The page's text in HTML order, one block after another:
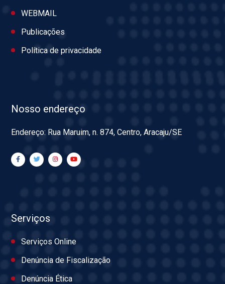
WEBMAIL
Publicações
Política de privacidade
Nosso endereço
Endereço: Rua Maruim, n. 874, Centro, Aracaju/SE
Serviços
Serviços Online
Denúncia de Fiscalização
Denúncia Ética